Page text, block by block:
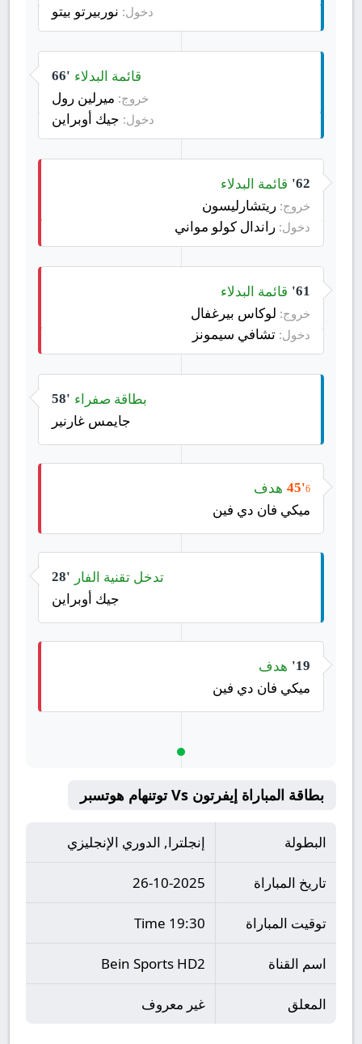
دخول: نوربيرتو بيتو
66' قائمة البدلاء
خروج: ميرلين رول
دخول: جيك أوبراين
62' قائمة البدلاء
خروج: ريتشارليسون
دخول: راندال كولو مواني
61' قائمة البدلاء
خروج: لوكاس بيرغفال
دخول: تشافي سيمونز
58' بطاقة صفراء
جايمس غارنير
45'6
هدف
ميكي فان دي فين
28' تدخل تقنية الفار
جيك أوبراين
19'
هدف
ميكي فان دي فين
بطاقة المباراة إيفرتون Vs توتنهام هوتسبر
البطولة إنجلترا, الدوري الإنجليزي
تاريخ المباراة 26-10-2025
توقيت المباراة 19:30 Time
اسم القناة Bein Sports HD2
المعلق غير معروف